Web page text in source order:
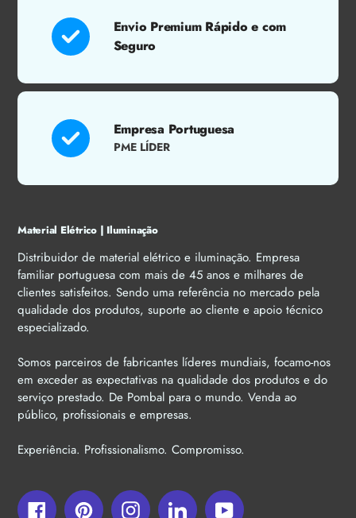
Envio Premium Rápido e com
Seguro
Empresa Portuguesa
PME LÍDER
Material Elétrico | Iluminação
Distribuidor de material elétrico e iluminação. Empresa
familiar portuguesa com mais de 45 anos e milhares de
clientes satisfeitos. Sendo uma referência no mercado pela
qualidade dos produtos, suporte ao cliente e apoio técnico
especializado.
Somos parceiros de fabricantes líderes mundiais, focamo-nos
em exceder as expectativas na qualidade dos produtos e do
serviço prestado. De Pombal para o mundo. Venda ao
público, profissionais e empresas.
Experiência. Profissionalismo. Compromisso.
FacebookPinterestInstagramLinkedInYouTube